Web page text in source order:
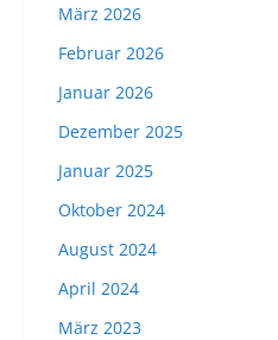
März 2026
Februar 2026
Januar 2026
Dezember 2025
Januar 2025
Oktober 2024
August 2024
April 2024
März 2023